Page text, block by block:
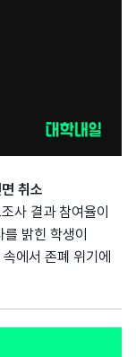
취소
사 결과 참여율이
밝힌 학생이
에서 존폐 위기에